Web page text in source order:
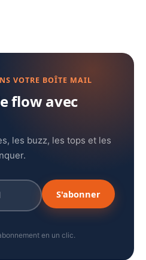
VOTRE BOÎTE MAIL
flow avec
les buzz, les tops et les
S'abonner
en un clic.